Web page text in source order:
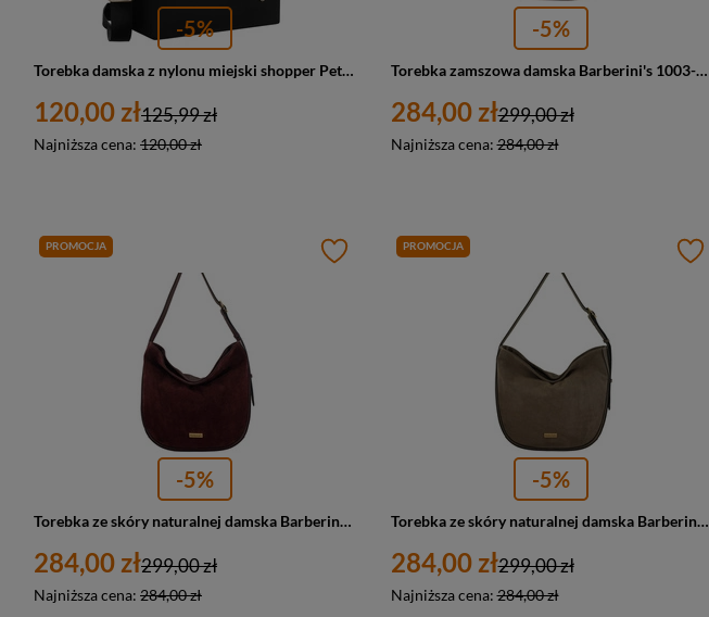
-5%
Torebka damska z nylonu miejski shopper Peterson JN-10 duża A4 czarna
120,00 zł
Najniższa cena: 120,00 zł
125,99 zł
-5%
Torebka zamszowa damska Barberini's 1003-12 worek A4 jasnobrązowa
284,00 zł
Najniższa cena:284,00 zł
299,00 zł
PROMOCJA
-5%
Torebka ze skóry naturalnej damska Barberini's 1003-5 worek A4 bordowa
284,00 zł
Najniższa cena: 284,00 zł
299,00 zł
PROMOCJA
-5%
Torebka ze skóry naturalnej damska Barberini's 1003-9 worek A4 ciemnobeżowa
284,00 zł
Najniższa cena:284,00 zł
299,00 zł